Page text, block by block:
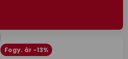
Fogy. ár -13%